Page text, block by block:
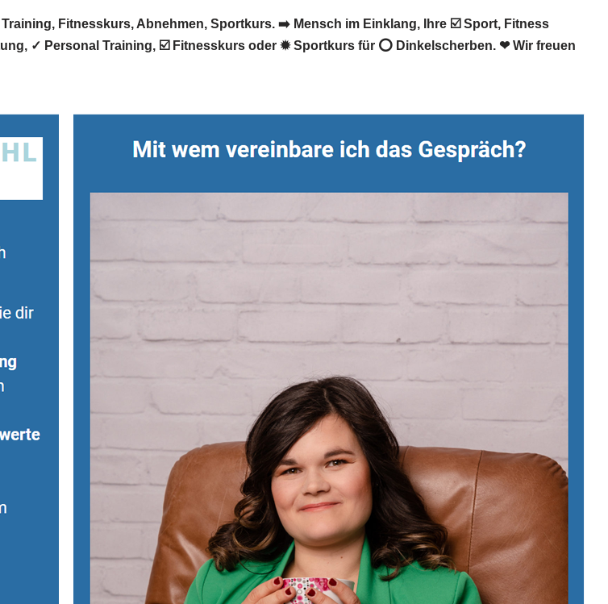
Fitnesskurs, Abnehmen, Sportkurs. ➡️ Mensch im Einklang, Ihre ☑️ Sport, Fitness
✓ Personal Training, ☑️ Fitnesskurs oder ✹ Sportkurs für ⭕ Dinkelscherben. ❤ Wir freuen